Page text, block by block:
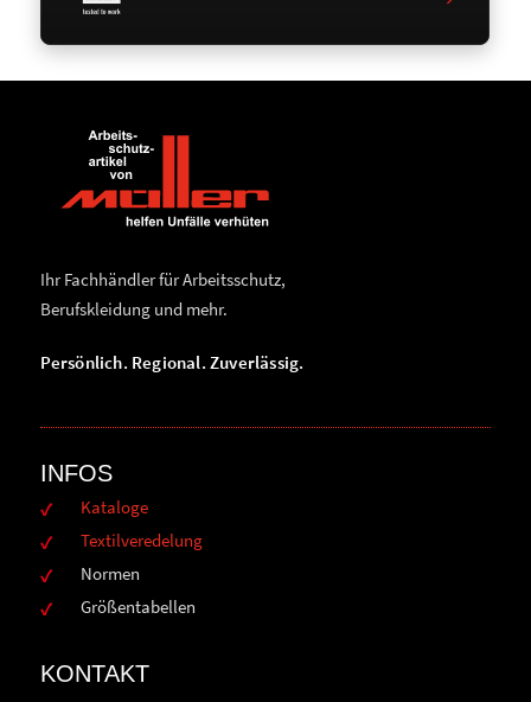
Ihr Fachhändler für Arbeitsschutz,
Berufskleidung und mehr.
Persönlich. Regional. Zuverlässig.
INFOS
Kataloge
Textilveredelung
Normen
Größentabellen
KONTAKT